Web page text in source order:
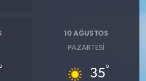
10 AĞUSTOS
PAZARTESI
35°